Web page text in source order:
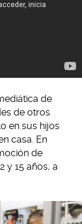
de
de otros
en sus hijos
casa. En
de
y 15 años, a